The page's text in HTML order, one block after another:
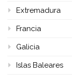
Extremadura
Francia
Galicia
Islas Baleares